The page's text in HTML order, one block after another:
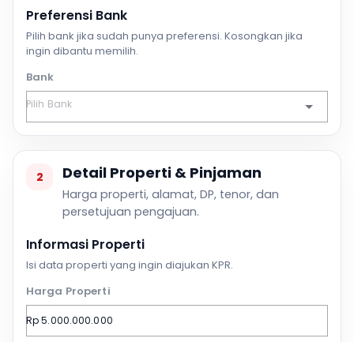
Preferensi Bank
Pilih bank jika sudah punya preferensi. Kosongkan jika
ingin dibantu memilih.
Bank
2 Detail Properti & Pinjaman
Harga properti, alamat, DP, tenor, dan
persetujuan pengajuan.
Informasi Properti
Isi data properti yang ingin diajukan KPR.
Harga Properti